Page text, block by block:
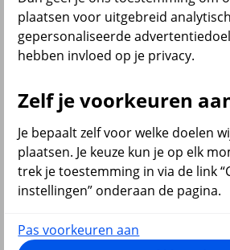
terug
Beleggen
Al onze financiële producten
Bekijk ook
Beleggen
Starten met beleggen
Beleggen voor beginners
Pensioen beleggen
Doelbeleggen
plaatsen voor uitgebreid
gepersonaliseerde
hebben invloed op je privacy.
Zelf je voorkeuren
Je bepaalt zelf voor welke doelen
plaatsen. Je keuze kun je op elk
trek je toestemming in via de link
instellingen” onderaan de pagina.
Pas voorkeuren aan